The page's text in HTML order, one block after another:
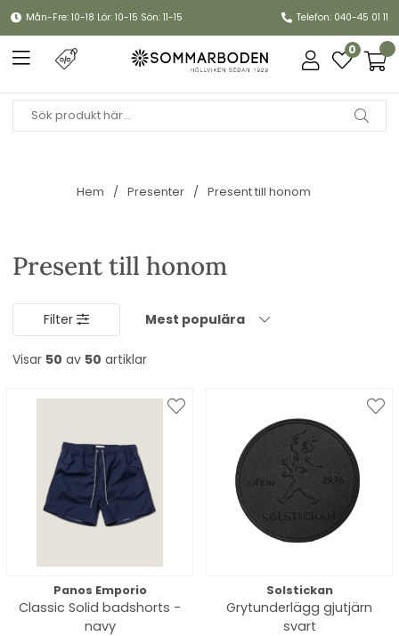
Mån-Fre: 10-18 Lör: 10-15 Sön: 11-15 Telefon: 040-45 01 11
0
Hem Presenter Present till honom
Present till honom
Filter Mest populära
Visar 50 av 50 artiklar
Panos Emporio
Classic Solid badshorts -
navy
Solstickan
Grytunderlägg gjutjärn
svart